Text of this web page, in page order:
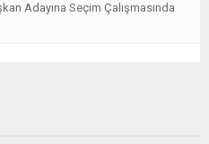
Adayına Seçim Çalışmasında